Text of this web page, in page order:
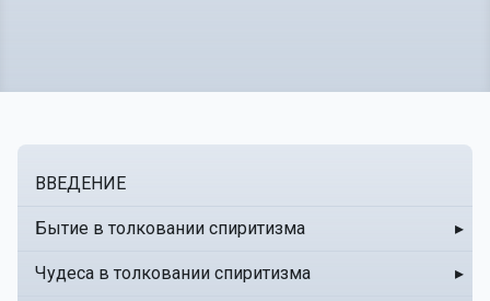
ВВЕДЕНИЕ
Бытие в толковании спиритизма ▸
Чудеса в толковании спиритизма ▸